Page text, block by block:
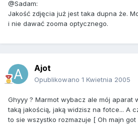
@Sadam:
Jakość zdjęcia już jest taka dupna że.
i nie dawać zooma optycznego.
Ajot
Opublikowano 1 Kwietnia 2005
Ghyyy ? Marmot wybacz ale mój aparat
taką jakością, jaką widzisz na fotce... A
to sie wszystko rozmazuje [ Oh majn